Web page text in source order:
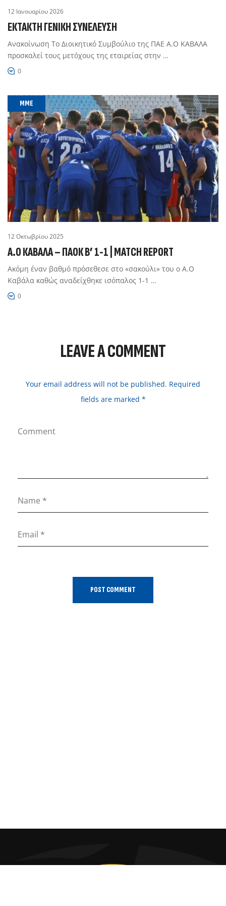
12 Ιανουαρίου 2026
ΈΚΤΑΚΤΗ ΓΕΝΙΚΉ ΣΥΝΈΛΕΥΣΗ
Ανακοίνωση Το Διοικητικό Συμβούλιο της ΠΑΕ Α.Ο ΚΑΒΑΛΑ
προσκαλεί τους μετόχους της εταιρείας στην …
0
MME
12 Οκτωβρίου 2025
Α.Ο ΚΑΒΑΛΑ – ΠΑΟΚ Β’ 1-1 | MATCH REPORT
Ακόμη έναν βαθμό πρόσεθεσε στο «σακούλι» του ο Α.Ο
Καβάλα καθώς αναδείχθηκε ισόπαλος 1-1 …
0
LEAVE A COMMENT
Your email address will not be published. Required
fields are marked *